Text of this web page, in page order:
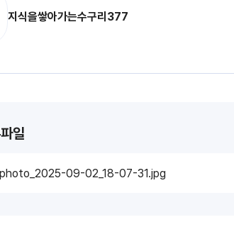
지식을쌓아가는수구리377
일
photo_2025-09-02_18-07-31.jpg